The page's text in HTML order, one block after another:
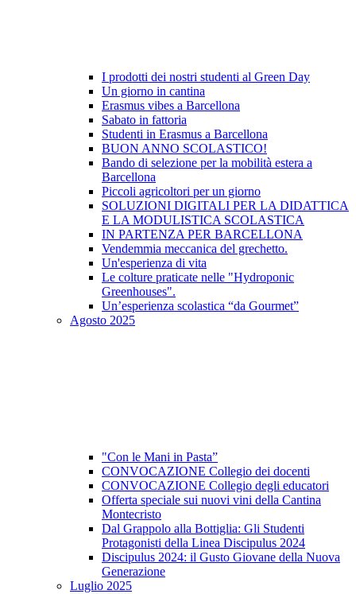
I prodotti dei nostri studenti al Green Day
Un giorno in cantina
Erasmus vibes a Barcellona
Sabato in fattoria
Studenti in Erasmus a Barcellona
BUON ANNO SCOLASTICO!
Bando di selezione per la mobilità estera a
Barcellona
Piccoli agricoltori per un giorno
SOLUZIONI DIGITALI PER LA DIDATTICA
E LA MODULISTICA SCOLASTICA
IN PARTENZA PER BARCELLONA
Vendemmia meccanica del grechetto.
Un'esperienza di vita
Le colture praticate nelle "Hydroponic
Greenhouses".
Un’esperienza scolastica “da Gourmet”
Agosto 2025
"Con le Mani in Pasta”
CONVOCAZIONE Collegio dei docenti
CONVOCAZIONE Collegio degli educatori
Offerta speciale sui nuovi vini della Cantina
Montecristo
Dal Grappolo alla Bottiglia: Gli Studenti
Protagonisti della Linea Discipulus 2024
Discipulus 2024: il Gusto Giovane della Nuova
Generazione
Luglio 2025